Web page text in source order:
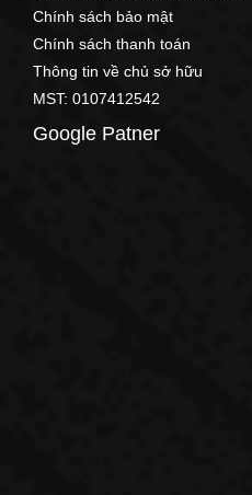
Chính sách bảo mật
Chính sách thanh toán
Thông tin về chủ sở hữu
MST: 0107412542
Google Patner